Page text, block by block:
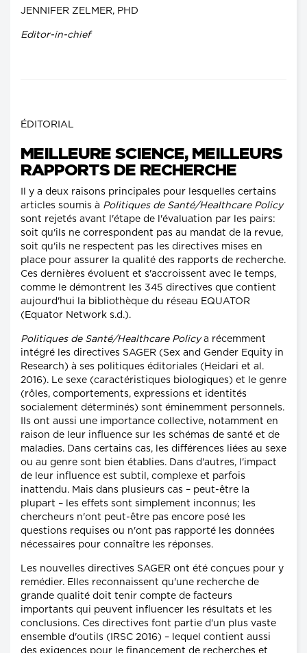
JENNIFER ZELMER, PHD
Editor-in-chief
ÉDITORIAL
MEILLEURE SCIENCE, MEILLEURS
RAPPORTS DE RECHERCHE
Il y a deux raisons principales pour lesquelles certains
articles soumis à Politiques de Santé/Healthcare Policy
sont rejetés avant l'étape de l'évaluation par les pairs:
soit qu'ils ne correspondent pas au mandat de la revue,
soit qu'ils ne respectent pas les directives mises en
place pour assurer la qualité des rapports de recherche.
Ces dernières évoluent et s'accroissent avec le temps,
comme le démontrent les 345 directives que contient
aujourd'hui la bibliothèque du réseau EQUATOR
(Equator Network s.d.).
Politiques de Santé/Healthcare Policya récemment
intégré les directives SAGER (Sex and Gender Equity in
Research) à ses politiques éditoriales (Heidari et al.
2016). Le sexe (caractéristiques biologiques) et le genre
(rôles, comportements, expressions et identités
socialement déterminés) sont éminemment personnels.
Ils ont aussi une importance collective, notamment en
raison de leur influence sur les schémas de santé et de
maladies. Dans certains cas, les différences liées au sexe
ou au genre sont bien établies. Dans d'autres, l'impact
de leur influence est subtil, complexe et parfois
inattendu. Mais dans plusieurs cas – peut-être la
plupart – les effets sont simplement inconnus; les
chercheurs n'ont peut-être pas encore posé les
questions requises ou n'ont pas rapporté les données
nécessaires pour connaître les réponses.
Les nouvelles directives SAGER ont été conçues pour y
remédier. Elles reconnaissent qu'une recherche de
grande qualité doit tenir compte de facteurs
importants qui peuvent influencer les résultats et les
conclusions. Ces directives font partie d'un plus vaste
ensemble d'outils (IRSC 2016) – lequel contient aussi